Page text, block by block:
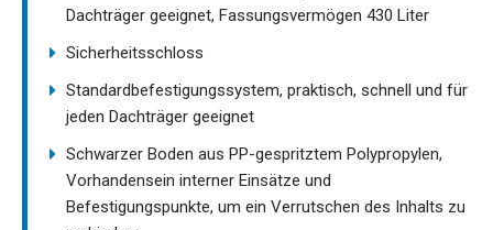
Dachträger geeignet, Fassungsvermögen 430 Liter
Sicherheitsschloss
Standardbefestigungssystem, praktisch, schnell und für
jeden Dachträger geeignet
Schwarzer Boden aus PP-gespritztem Polypropylen,
Vorhandensein interner Einsätze und
Befestigungspunkte, um ein Verrutschen des Inhalts zu